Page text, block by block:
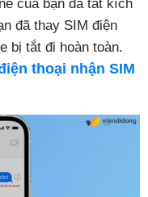
của bạn đã tắt kích
đã thay SIM điện
bị tắt đi hoàn toàn.
thoại nhận SIM